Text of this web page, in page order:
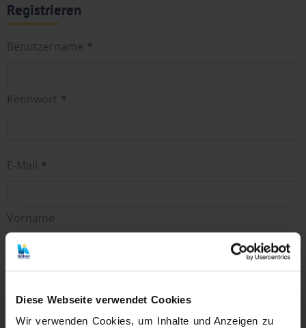
Diese Webseite verwendet Cookies
Wir verwenden Cookies, um Inhalte und Anzeigen zu
Registrieren
Benutzername *
Kennwort *
E-Mail *
Vorname